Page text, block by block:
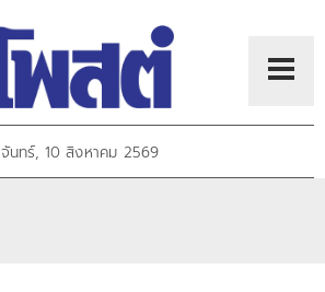
จันทร์, 10 สิงหาคม 2569